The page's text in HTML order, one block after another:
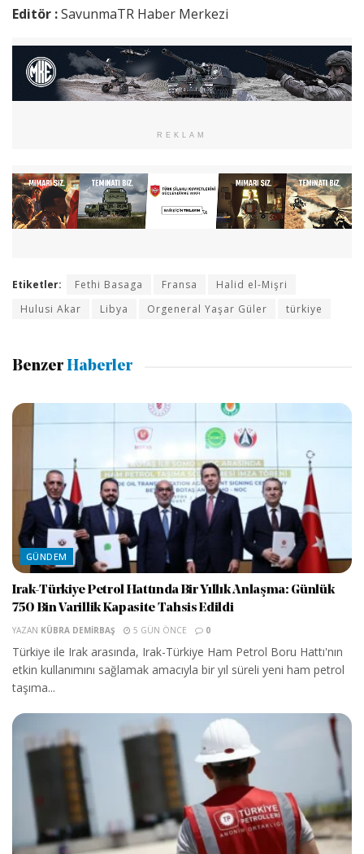
Editör :SavunmaTR Haber Merkezi
REKLAM
Etiketler: Fethi Basaga Fransa
Halid el-Mişri
Hulusi Akar
Libya Orgeneral Yaşar Güler türkiye
Benzer Haberler
GÜNDEM
Irak-Türkiye Petrol Hattında Bir Yıllık Anlaşma: Günlük
750 Bin Varillik Kapasite Tahsis Edildi
YAZAN KÜBRA DEMIRBAŞ 5 GÜN ÖNCE 0
Türkiye ile Irak arasında, Irak-Türkiye Ham Petrol Boru Hattı'nın
etkin kullanımını sağlamak amacıyla bir yıl süreli yeni ham petrol
taşıma...